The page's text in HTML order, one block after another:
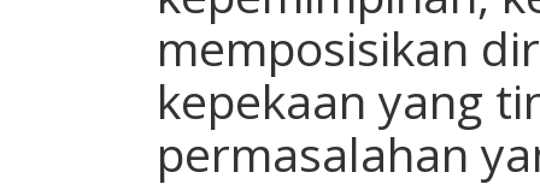
memposisikan
kepekaan yang
permasalahan